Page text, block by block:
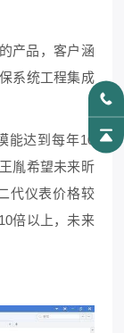
产品，客户涵
系统工程集成
达到每年10
胤希望未来昕
代仪表价格较
倍以上，未来